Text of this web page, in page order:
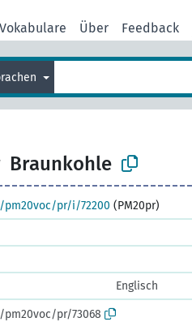
Vokabulare Über Feedback
Braunkohle
pr/i/72200 (PM20pr)
Englisch
pr/73068